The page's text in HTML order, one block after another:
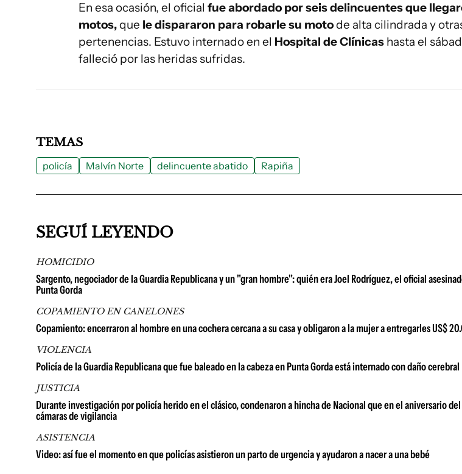
En esa ocasión, el oficial fue abordado por seis delincuentes que
motos,que le dispararon para robarle su motode alta cilindrada y
pertenencias. Estuvo internado en el Hospital de Clínicas hasta el
falleció por las heridas sufridas.
TEMAS
policía Malvín Norte delincuente abatido Rapiña
SEGUÍ LEYENDO
HOMICIDIO
Sargento, negociador de la Guardia Republicana y un "gran hombre": quién era Joel Rodríguez, el oficial
Punta Gorda
COPAMIENTO EN CANELONES
Copamiento: encerraron al hombre en una cochera cercana a su casa y obligaron a la mujer a entregarles US$
VIOLENCIA
Policía de la Guardia Republicana que fue baleado en la cabeza en Punta Gorda está internado con daño cerebral
JUSTICIA
Durante investigación por policía herido en el clásico, condenaron a hincha de Nacional que en el aniversario
cámaras de vigilancia
ASISTENCIA
Video: así fue el momento en que policías asistieron un parto de urgencia y ayudaron a nacer a una bebé